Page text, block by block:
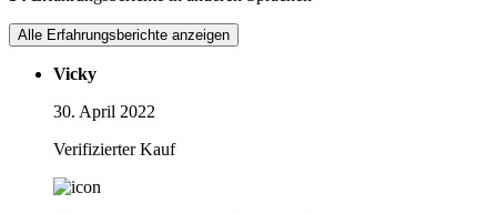
Alle Erfahrungsberichte anzeigen
Vicky
30. April 2022
Verifizierter Kauf